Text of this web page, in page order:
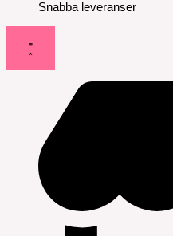
Snabba leveranser